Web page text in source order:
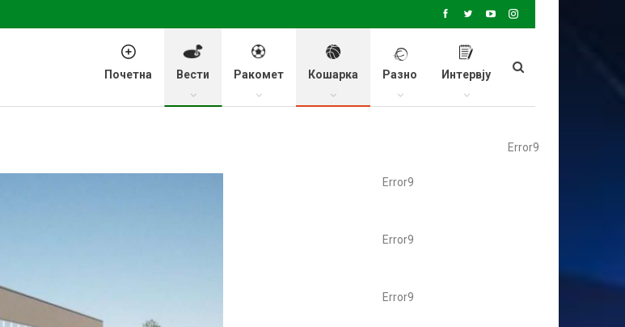
Почетна Вести Ракомет Кошарка Разно Интервју
Error9
Error9
Error9
Error9